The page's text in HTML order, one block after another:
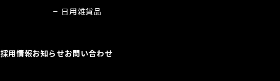
日用雑貨品
採用情報お知らせお問い合わせ